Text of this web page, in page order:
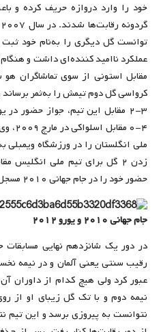
خود را وارد دروازه حریف کرده و
عملکرد نا‌امید کننده‌ای داشت و
مقابل استونی از سوی تماشاگران
کرواسی گل دوم تیمش را به‌ثمر برساند
۴-۰
حضور خود را در جام جهانی ۲۰۱۰ مسجل کرد.
جام جهانی ۲۰۱۰ و یورو ۲۰۱۲
رقیب سنتی یعنی آلمان و در نیمه
عبور کرد ولی هیچ کدام از داوران
نیمه دوم و با تک گل زیبای او از